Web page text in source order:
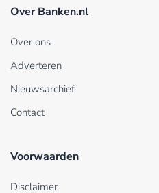
Over Banken.nl
Over ons
Adverteren
Nieuwsarchief
Contact
Voorwaarden
Disclaimer